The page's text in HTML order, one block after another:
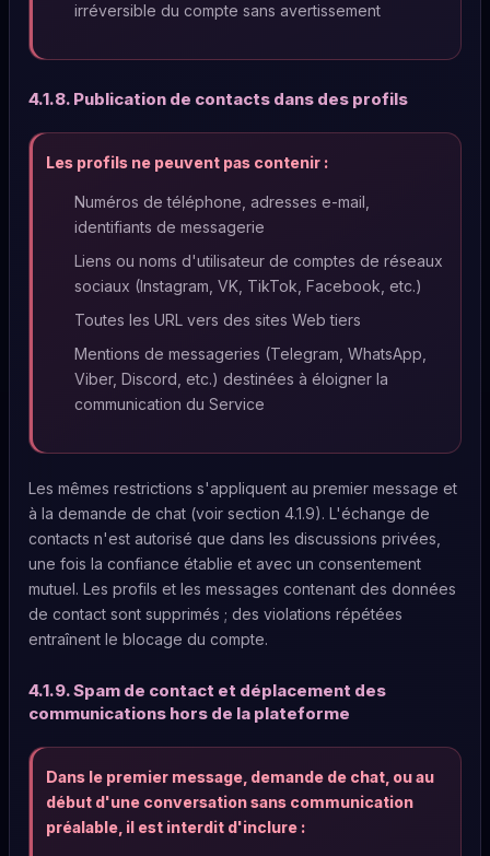
irréversible du compte sans avertissement
4.1.8. Publication de contacts dans des profils
Les profils ne peuvent pas contenir :
Numéros de téléphone, adresses e-mail,
identifiants de messagerie
Liens ou noms d'utilisateur de comptes de réseaux
sociaux (Instagram, VK, TikTok, Facebook, etc.)
Toutes les URL vers des sites Web tiers
Mentions de messageries (Telegram, WhatsApp,
Viber, Discord, etc.) destinées à éloigner la
communication du Service
Les mêmes restrictions s'appliquent au premier message et
à la demande de chat (voir section 4.1.9). L'échange de
contacts n'est autorisé que dans les discussions privées,
une fois la confiance établie et avec un consentement
mutuel. Les profils et les messages contenant des données
de contact sont supprimés ; des violations répétées
entraînent le blocage du compte.
4.1.9. Spam de contact et déplacement des
communications hors de la plateforme
Dans le premier message, demande de chat, ou au
début d'une conversation sans communication
préalable, il est interdit d'inclure :